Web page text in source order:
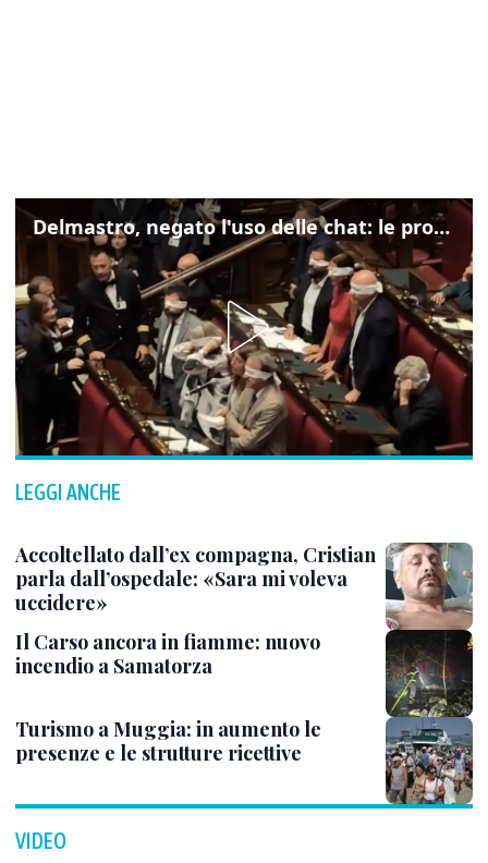
Delmastro, negato l'uso delle chat: le proteste di Avs e M5s
LEGGI ANCHE
Accoltellato dall’ex compagna, Cristian
parla dall’ospedale: «Sara mi voleva
uccidere»
Il Carso ancora in fiamme: nuovo
incendio a Samatorza
Turismo a Muggia: in aumento le
presenze e le strutture ricettive
VIDEO